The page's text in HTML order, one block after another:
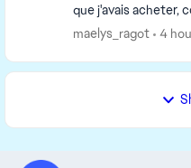
que j'avais acheter,
maelys_ragot 4